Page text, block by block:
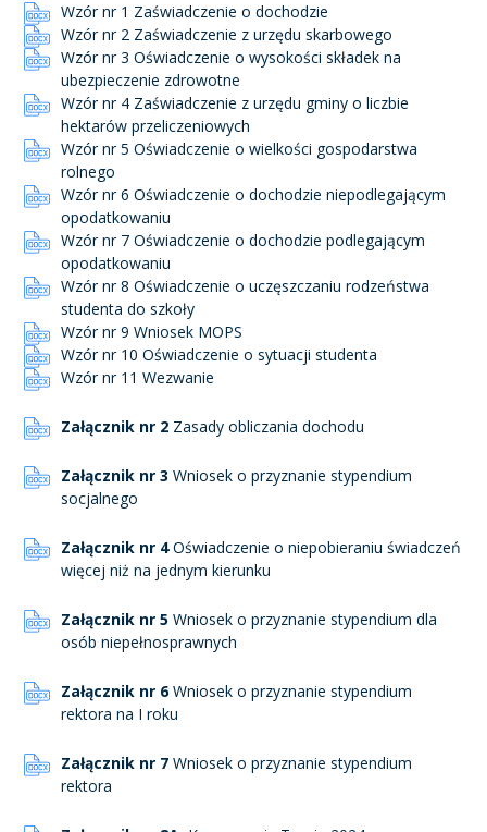
Wzór nr 1 Zaświadczenie o dochodzie
Wzór nr 2 Zaświadczenie z urzędu skarbowego
Wzór nr 3 Oświadczenie o wysokości składek na
ubezpieczenie zdrowotne
Wzór nr 4 Zaświadczenie z urzędu gminy o liczbie
hektarów przeliczeniowych
Wzór nr 5 Oświadczenie o wielkości gospodarstwa
rolnego
Wzór nr 6 Oświadczenie o dochodzie niepodlegającym
opodatkowaniu
Wzór nr 7 Oświadczenie o dochodzie podlegającym
opodatkowaniu
Wzór nr 8 Oświadczenie o uczęszczaniu rodzeństwa
studenta do szkoły
Wzór nr 9 Wniosek MOPS
Wzór nr 10 Oświadczenie o sytuacji studenta
Wzór nr 11 Wezwanie
Załącznik nr 2 Zasady obliczania dochodu
Załącznik nr 3 Wniosek o przyznanie stypendium
socjalnego
Załącznik nr 4Oświadczenie o niepobieraniu świadczeń
więcej niż na jednym kierunku
Załącznik nr 5 Wniosek o przyznanie stypendium dla
osób niepełnosprawnych
Załącznik nr 6Wniosek o przyznanie stypendium
rektora na I roku
Załącznik nr 7 Wniosek o przyznanie stypendium
rektora